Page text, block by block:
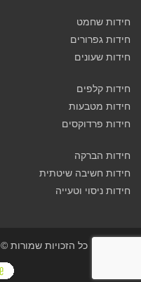
חידות שחמט
חידות גפרורים
חידות שעונים
חידות קלפים
חידות מטבעות
חידות פרדוקסים
חידות הברקה
חידות חשיבה שיטתית
חידות ניסוי וטעייה
כל הזכויות שמורות © 1999-2025